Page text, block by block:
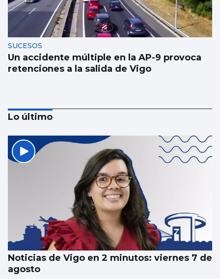
SUCESOS
Un accidente múltiple en la AP-9 provoca
retenciones a la salida de Vigo
Luz verde definitiva al vial de acceso para
el CEIP Párroco Don Camilo
Lo último
Noticias de Vigo en 2 minutos: viernes 7 de
agosto